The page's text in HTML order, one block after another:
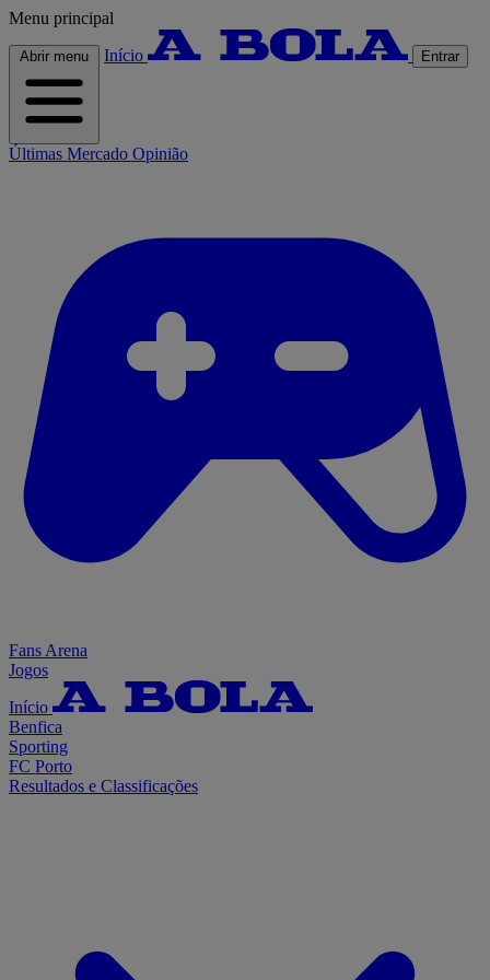
Menu principal
Abrir menu Início Entrar
Últimas Mercado Opinião
Fans Arena
Jogos
Início
Benfica
Sporting
FC Porto
Resultados e Classificações